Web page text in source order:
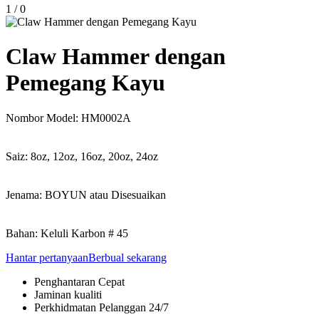
1 / 0
Claw Hammer dengan
Pemegang Kayu
Nombor Model: HM0002A
Saiz: 8oz, 12oz, 16oz, 20oz, 24oz
Jenama: BOYUN atau Disesuaikan
Bahan: Keluli Karbon # 45
Hantar pertanyaanBerbual sekarang
Penghantaran Cepat
Jaminan kualiti
Perkhidmatan Pelanggan 24/7